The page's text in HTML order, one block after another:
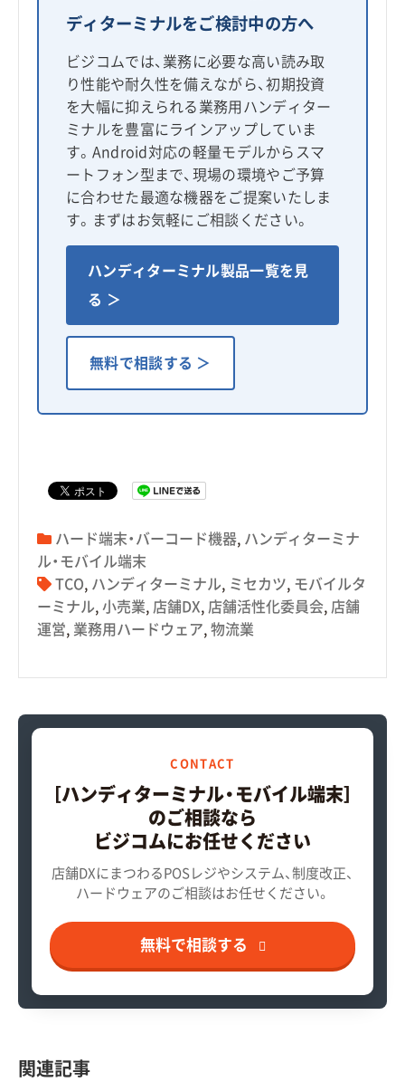
ディターミナルをご検討中の方へ
ビジコムでは、業務に必要な高い読み取
り性能や耐久性を備えながら、初期投資
を大幅に抑えられる業務用ハンディター
ミナルを豊富にラインアップしていま
す。Android対応の軽量モデルからスマ
ートフォン型まで、現場の環境やご予算
に合わせた最適な機器をご提案いたしま
す。まずはお気軽にご相談ください。
ハンディターミナル製品一覧を見
る ＞
無料で相談する ＞
ハード端末・バーコード機器
ハンディターミナ
ル・モバイル端末
TCO
ハンディターミナル ミセカツ
モバイルタ
ーミナル 小売業 店舗DX 店舗活性化委員会
店舗
運営
業務用ハードウェア 物流業
CONTACT
［ハンディターミナル・モバイル端末］
のご相談なら
ビジコムにお任せください
店舗DXにまつわるPOSレジやシステム、制度改正、
ハードウェアのご相談はお任せください。
無料で相談する
関連記事